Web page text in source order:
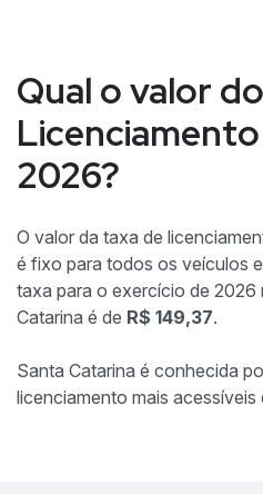
Qual o valor do
Licenciamento
2026?
O valor da taxa de
é fixo para todos os veículos
taxa para o exercício de 2026
Catarina é de R$ 149,37.
Santa Catarina é conhecida
licenciamento mais acessíveis